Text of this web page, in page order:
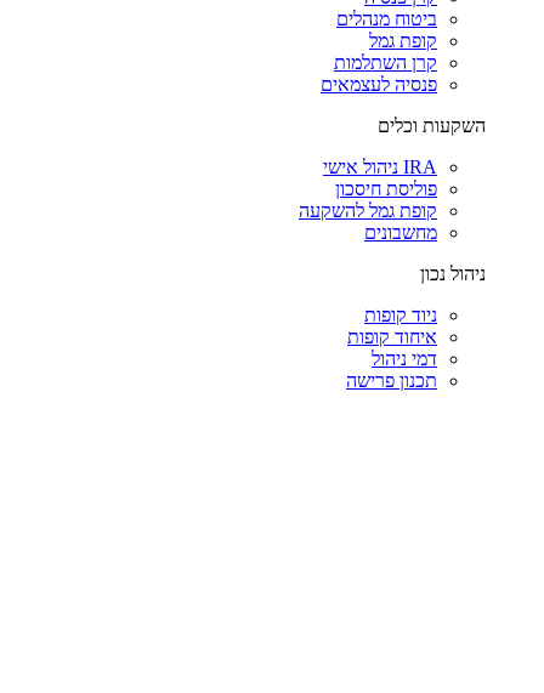
ביטוח מנהלים
קופת גמל
קרן השתלמות
פנסיה לעצמאים
השקעות וכלים
IRA ניהול אישי
פוליסת חיסכון
קופת גמל להשקעה
מחשבונים
ניהול נכון
ניוד קופות
איחוד קופות
דמי ניהול
תכנון פרישה